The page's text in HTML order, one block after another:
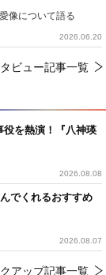
役を熱演！『八神瑛
2026.08.08
でくれるおすすめ
2026.08.07
アップ記事一覧
像について語る
2026.06.20
ビュー記事一覧